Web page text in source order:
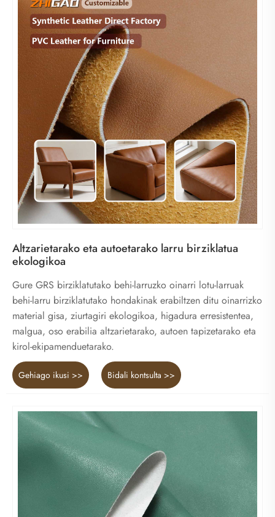
Altzarietarako eta autoetarako larru birziklatua
ekologikoa
Gure GRS birziklatutako behi-larruzko oinarri lotu-larruak
behi-larru birziklatutako hondakinak erabiltzen ditu oinarrizko
material gisa, ziurtagiri ekologikoa, higadura erresistentea,
malgua, oso erabilia altzarietarako, autoen tapizetarako eta
kirol-ekipamenduetarako.
Gehiago ikusi >> Bidali kontsulta >>